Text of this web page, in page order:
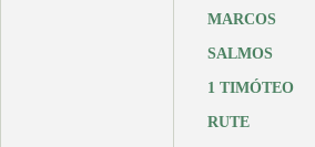
MARCOS
SALMOS
1 TIMÓTEO
RUTE